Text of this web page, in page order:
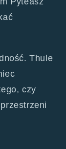
Thule
czy